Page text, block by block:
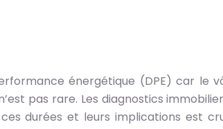
énergétique (DPE) car le
pas rare. Les diagnostics
durées et leurs implications est